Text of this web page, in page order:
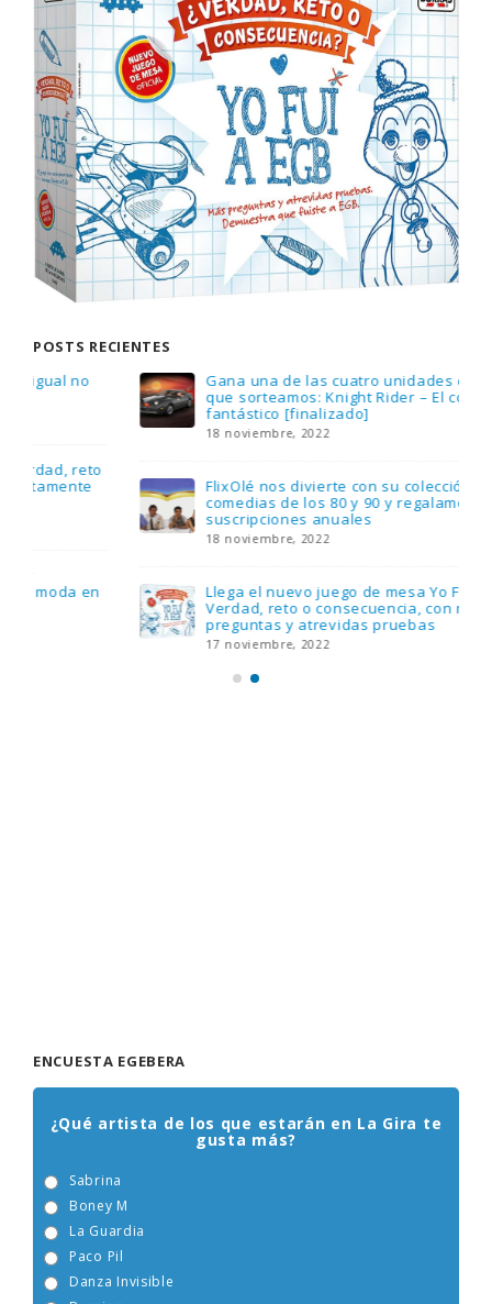
POSTS RECIENTES
Gana una de las cuatro unidades de PLAYMOBIL
que sorteamos: Knight Rider – El coche
fantástico [finalizado]
18 noviembre, 2022
FlixOlé nos divierte con su colección de
comedias de los 80 y 90 y regalamos tres
suscripciones anuales
18 noviembre, 2022
Llega el nuevo juego de mesa Yo Fui a EGB:
Verdad, reto o consecuencia, con más
preguntas y atrevidas pruebas
17 noviembre, 2022
¿Qué artista de los que estarán en La Gira te
gusta más?
Boney M